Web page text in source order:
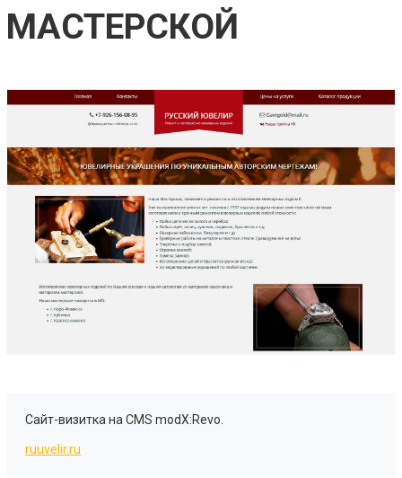
МАСТЕРСКОЙ
Сайт-визитка на CMS modX:Revo.
ruuvelir.ru